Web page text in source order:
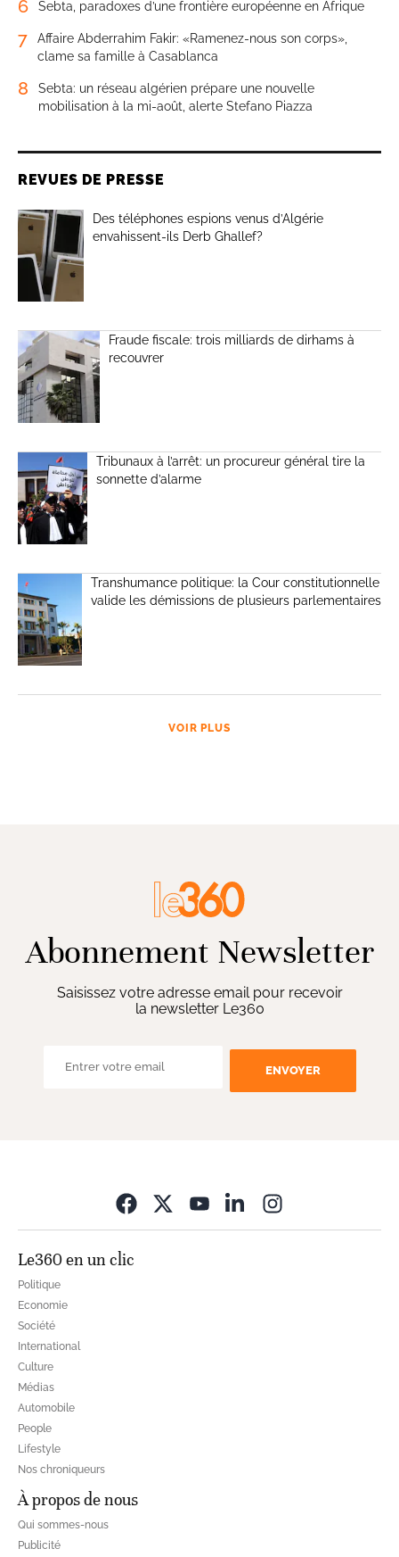
6 Sebta, paradoxes d’une frontière européenne en Afrique
7
Affaire Abderrahim Fakir: «Ramenez-nous son corps»,
clame sa famille à Casablanca
8
Sebta: un réseau algérien prépare une nouvelle
mobilisation à la mi-août, alerte Stefano Piazza
REVUES DE PRESSE
Des téléphones espions venus d’Algérie
envahissent-ils Derb Ghallef?
Fraude fiscale: trois milliards de dirhams à
recouvrer
Tribunaux à l’arrêt: un procureur général tire la
sonnette d’alarme
Transhumance politique: la Cour constitutionnelle
valide les démissions de plusieurs parlementaires
VOIR PLUS
Abonnement Newsletter
Saisissez votre adresse email pour recevoir
la newsletter Le360
ENVOYER
Le360 en un clic
Politique
Economie
Société
International
Culture
Médias
Automobile
People
Lifestyle
Nos chroniqueurs
À propos de nous
Qui sommes-nous
Publicité